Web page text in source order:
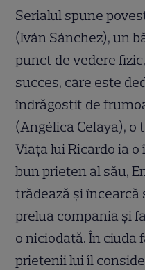
Serialul spune
(Iván Sánchez), un
punct de vedere
succes, care este
îndrăgostit de
(Angélica Celaya),
Viața lui Ricardo ia
bun prieten al său,
trădează și
prelua compania și
o niciodată. În ciuda
prietenii lui îl